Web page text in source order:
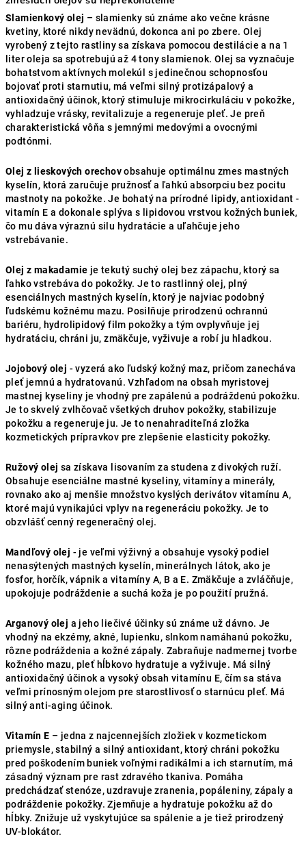
Slamienkový olej – slamienky sú známe ako večne krásne
kvetiny, ktoré nikdy nevädnú, dokonca ani po zbere. Olej
vyrobený z tejto rastliny sa získava pomocou destilácie a na 1
liter oleja sa spotrebujú až 4 tony slamienok. Olej sa vyznačuje
bohatstvom aktívnych molekúl s jedinečnou schopnosťou
bojovať proti starnutiu, má veľmi silný protizápalový a
antioxidačný účinok, ktorý stimuluje mikrocirkuláciu v pokožke,
vyhladzuje vrásky, revitalizuje a regeneruje pleť. Je preň
charakteristická vôňa s jemnými medovými a ovocnými
podtónmi.
Olej z lieskových orechovobsahuje optimálnu zmes mastných
kyselín, ktorá zaručuje pružnosť a ľahkú absorpciu bez pocitu
mastnoty na pokožke. Je bohatý na prírodné lipidy, antioxidant -
vitamín E a dokonale splýva s lipidovou vrstvou kožných buniek,
čo mu dáva výraznú silu hydratácie a uľahčuje jeho
vstrebávanie.
Olej z makadamie je tekutý suchý olej bez zápachu, ktorý sa
ľahko vstrebáva do pokožky. Je to rastlinný olej, plný
esenciálnych mastných kyselín, ktorý je najviac podobný
ľudskému kožnému mazu. Posilňuje prirodzenú ochrannú
bariéru, hydrolipidový film pokožky a tým ovplyvňuje jej
hydratáciu, chráni ju, zmäkčuje, vyživuje a robí ju hladkou.
Jojobový olej - vyzerá ako ľudský kožný maz, pričom zanecháva
pleť jemnú a hydratovanú. Vzhľadom na obsah myristovej
mastnej kyseliny je vhodný pre zapálenú a podráždenú pokožku.
Je to skvelý zvlhčovač všetkých druhov pokožky, stabilizuje
pokožku a regeneruje ju. Je to nenahraditeľná zložka
kozmetických prípravkov pre zlepšenie elasticity pokožky.
Ružový olej sa získava lisovaním za studena z divokých ruží.
Obsahuje esenciálne mastné kyseliny, vitamíny a minerály,
rovnako ako aj menšie množstvo kyslých derivátov vitamínu A,
ktoré majú vynikajúci vplyv na regeneráciu pokožky. Je to
obzvlášť cenný regeneračný olej.
Mandľový olej - je veľmi výživný a obsahuje vysoký podiel
nenasýtených mastných kyselín, minerálnych látok, ako je
fosfor, horčík, vápnik a vitamíny A, B a E. Zmäkčuje a zvláčňuje,
upokojuje podráždenie a suchá koža je po použití pružná.
Arganový olej a jeho liečivé účinky sú známe už dávno. Je
vhodný na ekzémy, akné, lupienku, slnkom namáhanú pokožku,
rôzne podráždenia a kožné zápaly. Zabraňuje nadmernej tvorbe
kožného mazu, pleť hĺbkovo hydratuje a vyživuje. Má silný
antioxidačný účinok a vysoký obsah vitamínu E, čím sa stáva
veľmi prínosným olejom pre starostlivosť o starnúcu pleť. Má
silný anti-aging účinok.
Vitamín E – jedna z najcennejších zložiek v kozmetickom
priemysle, stabilný a silný antioxidant, ktorý chráni pokožku
pred poškodením buniek voľnými radikálmi a ich starnutím, má
zásadný význam pre rast zdravého tkaniva. Pomáha
predchádzať stenóze, uzdravuje zranenia, popáleniny, zápaly a
podráždenie pokožky. Zjemňuje a hydratuje pokožku až do
hĺbky. Znižuje už vyskytujúce sa spálenie a je tiež prirodzený
UV-blokátor.